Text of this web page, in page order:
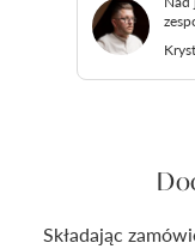
Składając